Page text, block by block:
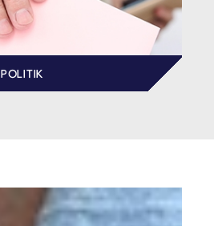
POLITIK